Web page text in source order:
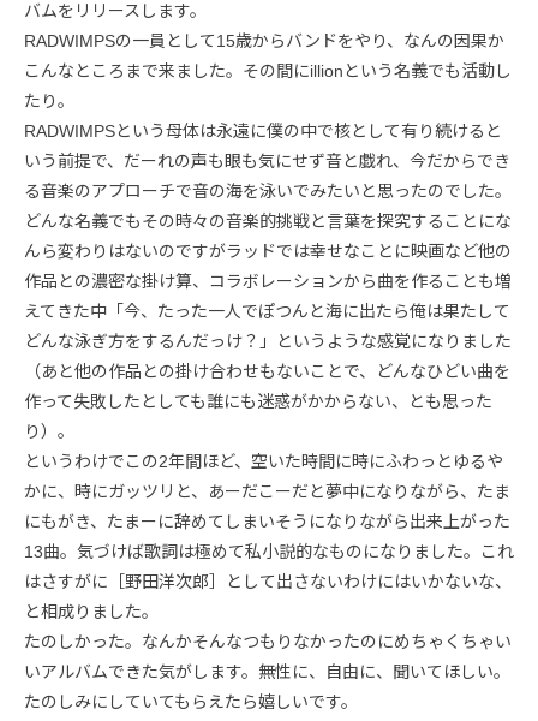
バムをリリースします。
RADWIMPSの一員として15歳からバンドをやり、なんの因果か
こんなところまで来ました。その間にillionという名義でも活動し
たり。
RADWIMPSという母体は永遠に僕の中で核として有り続けると
いう前提で、だーれの声も眼も気にせず音と戯れ、今だからでき
る音楽のアプローチで音の海を泳いでみたいと思ったのでした。
どんな名義でもその時々の音楽的挑戦と言葉を探究することにな
んら変わりはないのですがラッドでは幸せなことに映画など他の
作品との濃密な掛け算、コラボレーションから曲を作ることも増
えてきた中「今、たった一人でぽつんと海に出たら俺は果たして
どんな泳ぎ方をするんだっけ？」というような感覚になりました
（あと他の作品との掛け合わせもないことで、どんなひどい曲を
作って失敗したとしても誰にも迷惑がかからない、とも思った
り）。
というわけでこの2年間ほど、空いた時間に時にふわっとゆるや
かに、時にガッツリと、あーだこーだと夢中になりながら、たま
にもがき、たまーに辞めてしまいそうになりながら出来上がった
13曲。気づけば歌詞は極めて私小説的なものになりました。これ
はさすがに［野田洋次郎］として出さないわけにはいかないな、
と相成りました。
たのしかった。なんかそんなつもりなかったのにめちゃくちゃい
いアルバムできた気がします。無性に、自由に、聞いてほしい。
たのしみにしていてもらえたら嬉しいです。